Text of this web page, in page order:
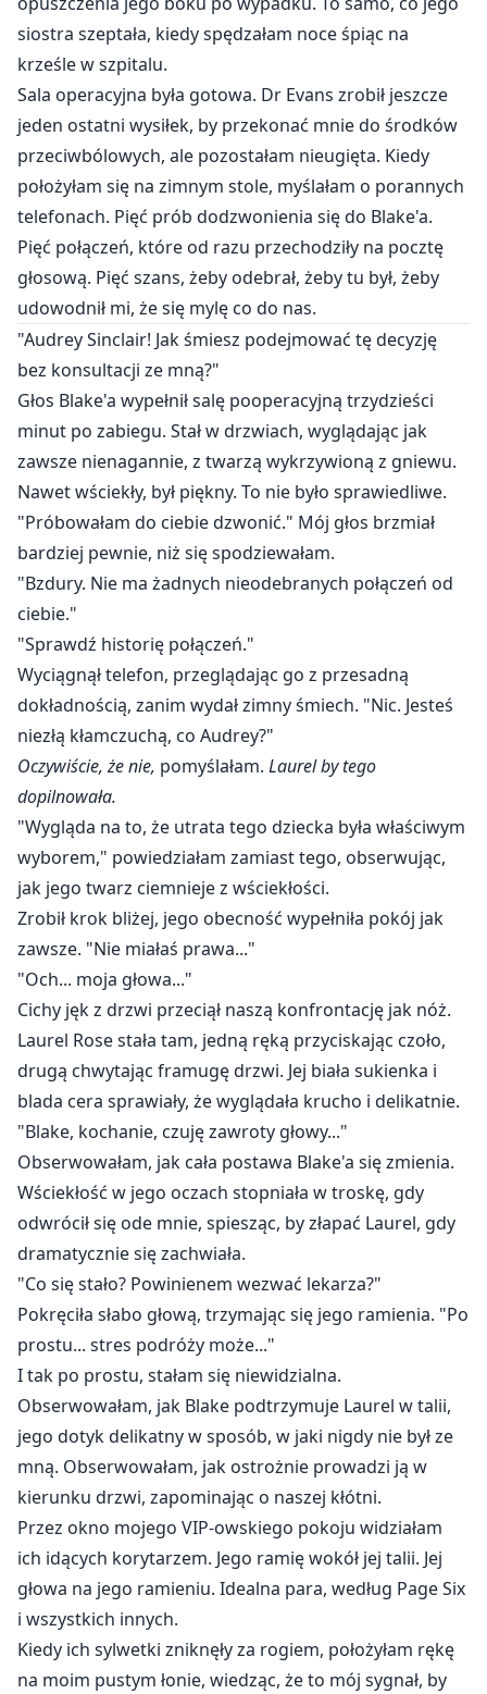
siostra szeptała, kiedy spędzałam noce śpiąc na
krześle w szpitalu.
Sala operacyjna była gotowa. Dr Evans zrobił jeszcze
jeden ostatni wysiłek, by przekonać mnie do środków
przeciwbólowych, ale pozostałam nieugięta. Kiedy
położyłam się na zimnym stole, myślałam o porannych
telefonach. Pięć prób dodzwonienia się do Blake'a.
Pięć połączeń, które od razu przechodziły na pocztę
głosową. Pięć szans, żeby odebrał, żeby tu był, żeby
udowodnił mi, że się mylę co do nas.
"Audrey Sinclair! Jak śmiesz podejmować tę decyzję
bez konsultacji ze mną?"
Głos Blake'a wypełnił salę pooperacyjną trzydzieści
minut po zabiegu. Stał w drzwiach, wyglądając jak
zawsze nienagannie, z twarzą wykrzywioną z gniewu.
Nawet wściekły, był piękny. To nie było sprawiedliwe.
"Próbowałam do ciebie dzwonić." Mój głos brzmiał
bardziej pewnie, niż się spodziewałam.
"Bzdury. Nie ma żadnych nieodebranych połączeń od
ciebie."
"Sprawdź historię połączeń."
Wyciągnął telefon, przeglądając go z przesadną
dokładnością, zanim wydał zimny śmiech. "Nic. Jesteś
niezłą kłamczuchą, co Audrey?"
Oczywiście, że nie, pomyślałam. Laurel by tego
dopilnowała.
"Wygląda na to, że utrata tego dziecka była właściwym
wyborem," powiedziałam zamiast tego, obserwując,
jak jego twarz ciemnieje z wściekłości.
Zrobił krok bliżej, jego obecność wypełniła pokój jak
zawsze. "Nie miałaś prawa..."
"Och... moja głowa..."
Cichy jęk z drzwi przeciął naszą konfrontację jak nóż.
Laurel Rose stała tam, jedną ręką przyciskając czoło,
drugą chwytając framugę drzwi. Jej biała sukienka i
blada cera sprawiały, że wyglądała krucho i delikatnie.
"Blake, kochanie, czuję zawroty głowy..."
Obserwowałam, jak cała postawa Blake'a się zmienia.
Wściekłość w jego oczach stopniała w troskę, gdy
odwrócił się ode mnie, spiesząc, by złapać Laurel, gdy
dramatycznie się zachwiała.
"Co się stało? Powinienem wezwać lekarza?"
Pokręciła słabo głową, trzymając się jego ramienia. "Po
prostu... stres podróży może..."
I tak po prostu, stałam się niewidzialna.
Obserwowałam, jak Blake podtrzymuje Laurel w talii,
jego dotyk delikatny w sposób, w jaki nigdy nie był ze
mną. Obserwowałam, jak ostrożnie prowadzi ją w
kierunku drzwi, zapominając o naszej kłótni.
Przez okno mojego VIP-owskiego pokoju widziałam
ich idących korytarzem. Jego ramię wokół jej talii. Jej
głowa na jego ramieniu. Idealna para, według Page Six
i wszystkich innych.
Kiedy ich sylwetki zniknęły za rogiem, położyłam rękę
na moim pustym łonie, wiedząc, że to mój sygnał, by